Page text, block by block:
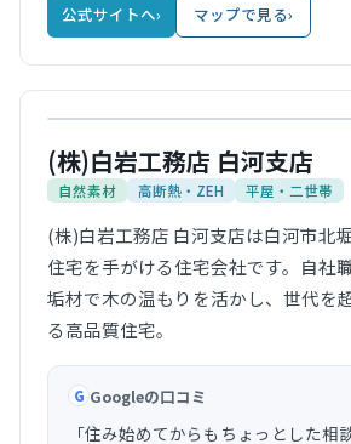
公式サイトへ› マップで見る›
公式サイト
(株)白岩工務店 白河支店
自然素材 高断熱・ZEH 平屋・二世帯
(株)白岩工務店 白河支店は白河市北
住宅を手がける住宅会社です。自社
垢材で木の温もりを活かし、世代を
る高品質住宅。
G Googleの口コミ
「住み始めてからもちょっとした相